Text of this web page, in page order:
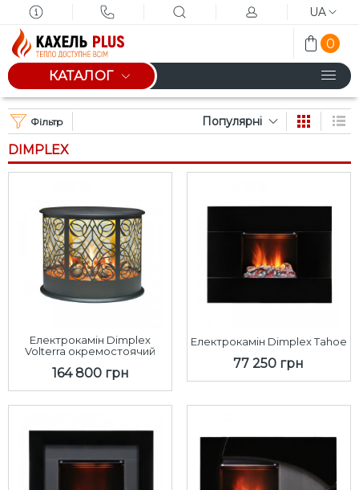
UA
0
КАТАЛОГ
Фільтр Популярні
DIMPLEX
Електрокамін Dimplex
Volterra окремостоячий
164 800 грн
Електрокамін Dimplex Tahoe
77 250 грн